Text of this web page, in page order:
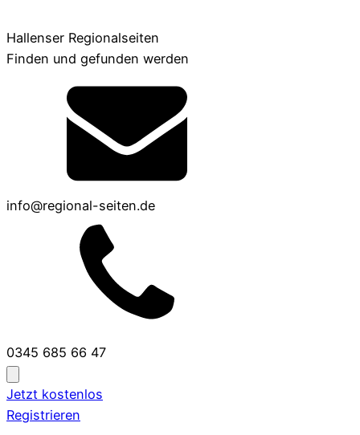
Hallenser Regionalseiten
Finden und gefunden werden
info@regional-seiten.de
0345 685 66 47
Jetzt kostenlos
Registrieren